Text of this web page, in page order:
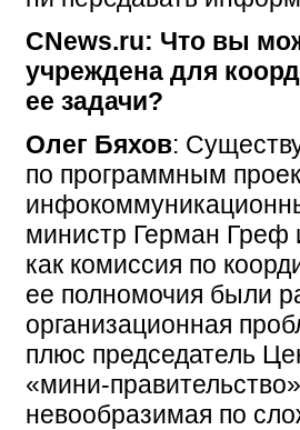
CNews.ru: Что вы
учреждена для
ее задачи?
Олег Бяхов:
по программным
министр Герман
как комиссия по
ее полномочия были
организационная
плюс председатель
«мини-правительство
невообразимая по